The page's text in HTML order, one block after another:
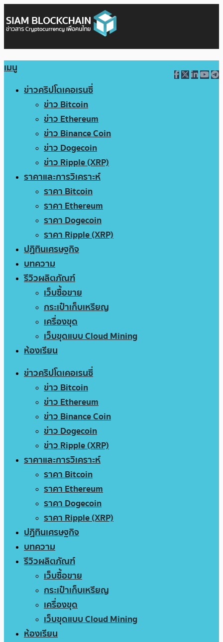
เมนู
ข่าวคริปโตเคอเรนซี่
ข่าว Bitcoin
ข่าว Ethereum
ข่าว Binance Coin
ข่าว Dogecoin
ข่าว Ripple (XRP)
ราคาและการวิเคราะห์
ราคา Bitcoin
ราคา Ethereum
ราคา Dogecoin
ราคา Ripple (XRP)
ปฏิทินเศรษฐกิจ
บทความ
รีวิวผลิตภัณฑ์
เว็บซื้อขาย
กระเป๋าเก็บเหรียญ
เครื่องขุด
เว็บขุดแบบ Cloud Mining
ห้องเรียน
ข่าวคริปโตเคอเรนซี่
ข่าว Bitcoin
ข่าว Ethereum
ข่าว Binance Coin
ข่าว Dogecoin
ข่าว Ripple (XRP)
ราคาและการวิเคราะห์
ราคา Bitcoin
ราคา Ethereum
ราคา Dogecoin
ราคา Ripple (XRP)
ปฏิทินเศรษฐกิจ
บทความ
รีวิวผลิตภัณฑ์
เว็บซื้อขาย
กระเป๋าเก็บเหรียญ
เครื่องขุด
เว็บขุดแบบ Cloud Mining
ห้องเรียน